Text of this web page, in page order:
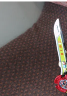
▲ミニくまちゃんにニ
刀」と「ガマガマ銃